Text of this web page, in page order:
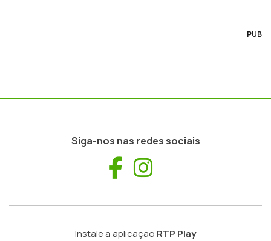
PUB
Siga-nos nas redes sociais
Facebook
Instale a aplicação RTP Play